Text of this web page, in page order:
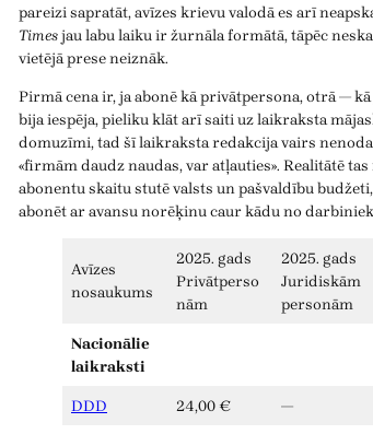
pareizi sapratāt, avīzes krievu valodā es arī
Timesjau labu laiku ir žurnāla formātā, tāpēc
vietējā prese neiznāk.
Pirmā cena ir, ja abonē kā privātpersona, otrā —
bija iespēja, pieliku klāt arī saiti uz laikraksta
domuzīmi, tad šī laikraksta redakcija vairs
«firmām daudz naudas, var atļauties». Realitātē
abonentu skaitu stutē valsts un pašvaldību
abonēt ar avansu norēķinu caur kādu no
Avīzes
nosaukums
2025. gads
Privātperso
nām
2025. gads
Juridiskām
personām
Nacionālie
laikraksti
DDD 24,00 € —